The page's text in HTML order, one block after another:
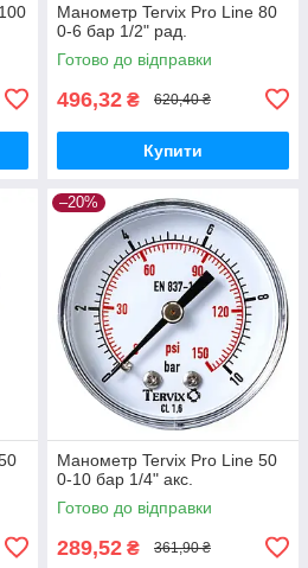
Манометр Tervix Pro Line 80
0-6 бар 1/2" рад.
Готово до відправки
496,32 ₴ 620,40 ₴
Купити
–20%
Манометр Tervix Pro Line 50
0-10 бар 1/4" акс.
Готово до відправки
289,52 ₴ 361,90 ₴